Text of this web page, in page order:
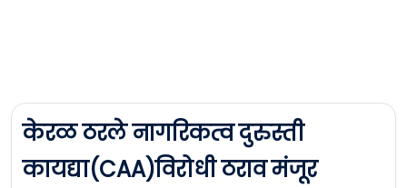
केरळ ठरले नागरिकत्व दुरुस्ती
कायद्या(CAA)विरोधी ठराव मंजूर